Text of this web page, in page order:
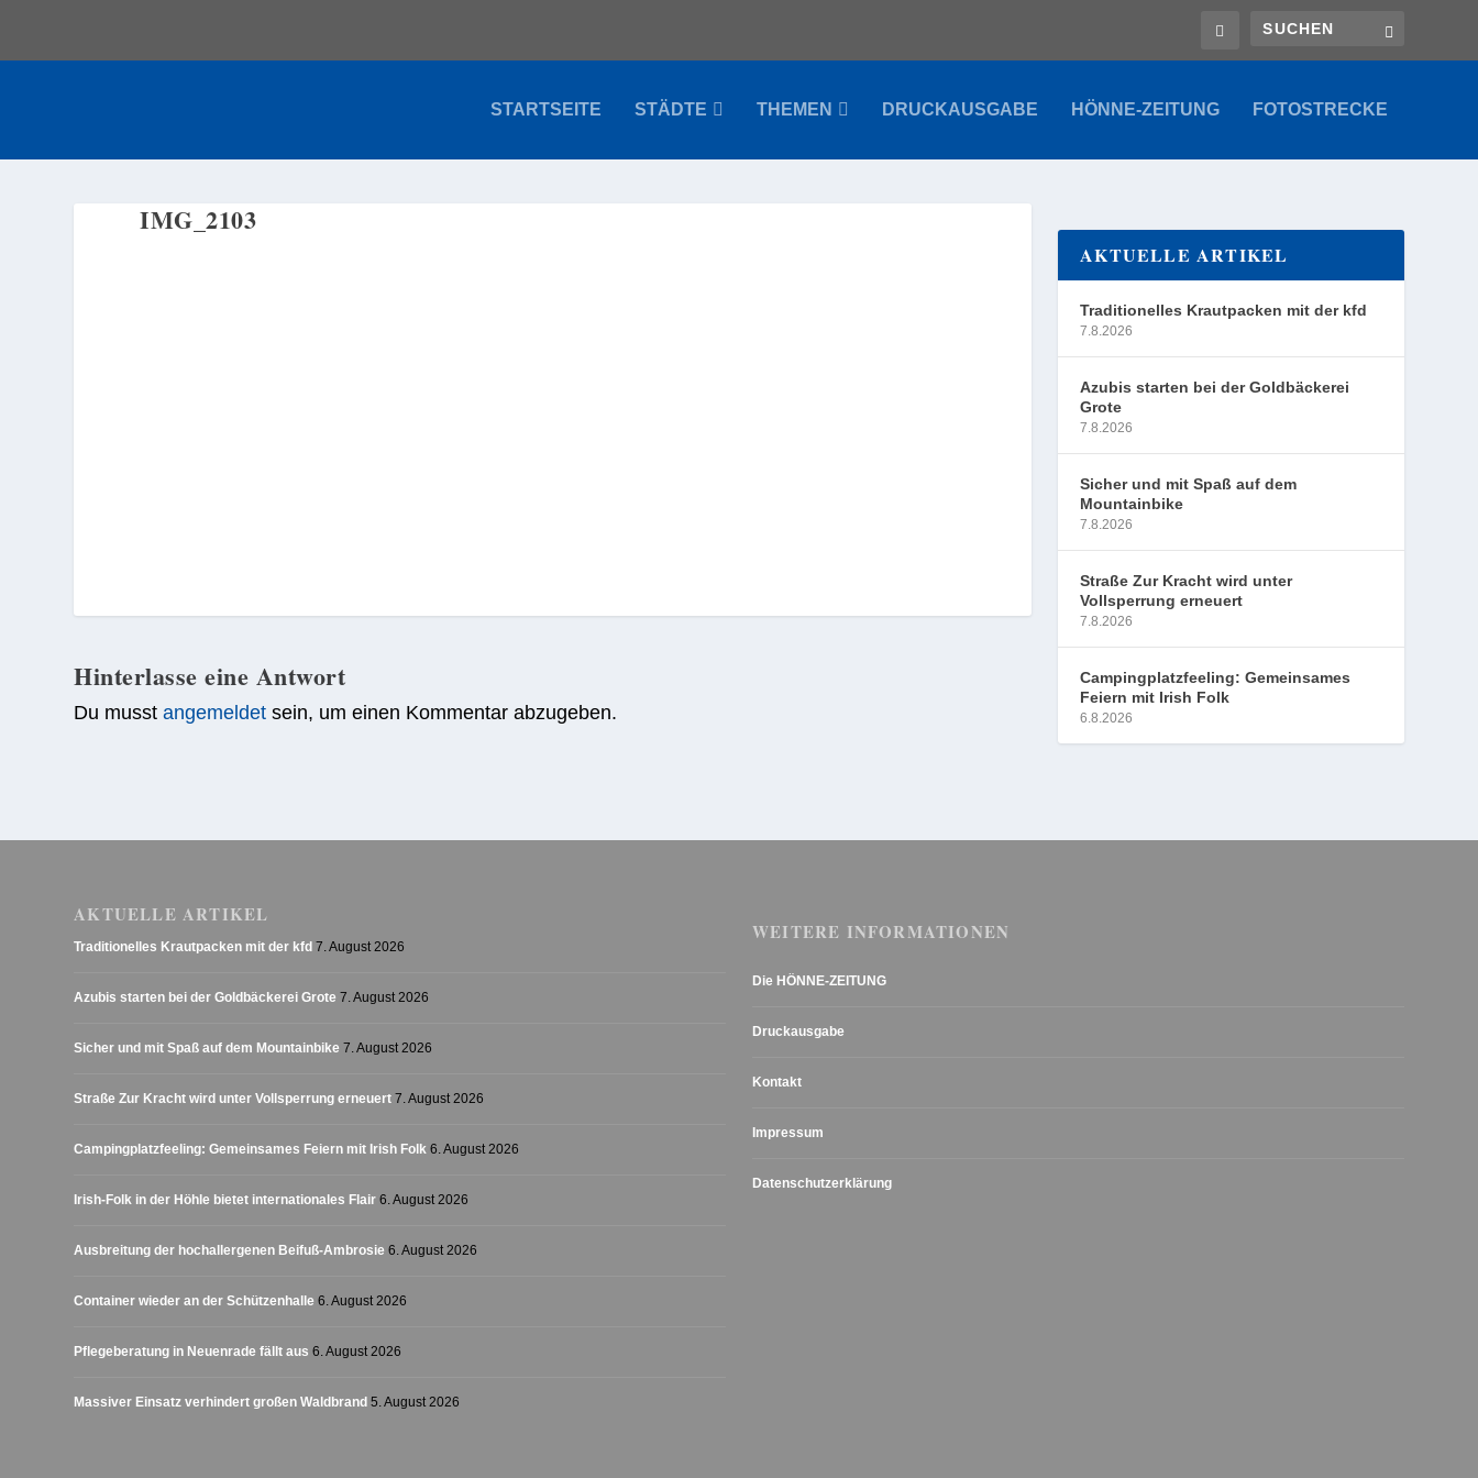
STARTSEITE STÄDTE THEMEN DRUCKAUSGABE HÖNNE-ZEITUNG FOTOSTRECKE
IMG_2103
Hinterlasse eine Antwort
Du musstangemeldet sein, um einen Kommentar abzugeben.
AKTUELLE ARTIKEL
Traditionelles Krautpacken mit der kfd
7.8.2026
Azubis starten bei der Goldbäckerei
Grote
7.8.2026
Sicher und mit Spaß auf dem
Mountainbike
7.8.2026
Straße Zur Kracht wird unter
Vollsperrung erneuert
7.8.2026
Campingplatzfeeling: Gemeinsames
Feiern mit Irish Folk
6.8.2026
AKTUELLE ARTIKEL
Traditionelles Krautpacken mit der kfd 7. August 2026
Azubis starten bei der Goldbäckerei Grote 7. August 2026
Sicher und mit Spaß auf dem Mountainbike 7. August 2026
Straße Zur Kracht wird unter Vollsperrung erneuert 7. August 2026
Campingplatzfeeling: Gemeinsames Feiern mit Irish Folk 6. August 2026
Irish-Folk in der Höhle bietet internationales Flair 6. August 2026
Ausbreitung der hochallergenen Beifuß-Ambrosie 6. August 2026
Container wieder an der Schützenhalle 6. August 2026
Pflegeberatung in Neuenrade fällt aus 6. August 2026
Massiver Einsatz verhindert großen Waldbrand 5. August 2026
WEITERE INFORMATIONEN
Die HÖNNE-ZEITUNG
Druckausgabe
Kontakt
Impressum
Datenschutzerklärung